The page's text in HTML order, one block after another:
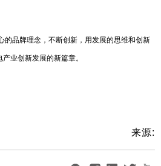
的品牌理念，不断创新，用发展的思维和创新
业创新发展的新篇章。
来源: